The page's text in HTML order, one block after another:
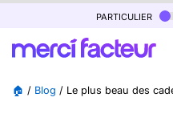
particulier
🏠 / Blog / Le plus beau des